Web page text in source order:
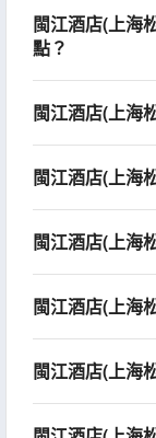
閩江酒店(上海
點？
閩江酒店(上海
閩江酒店(上海
閩江酒店(上海
閩江酒店(上海
閩江酒店(上海